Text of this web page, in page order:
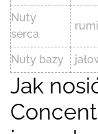
Nuty
serca
Nuty bazy
Jak